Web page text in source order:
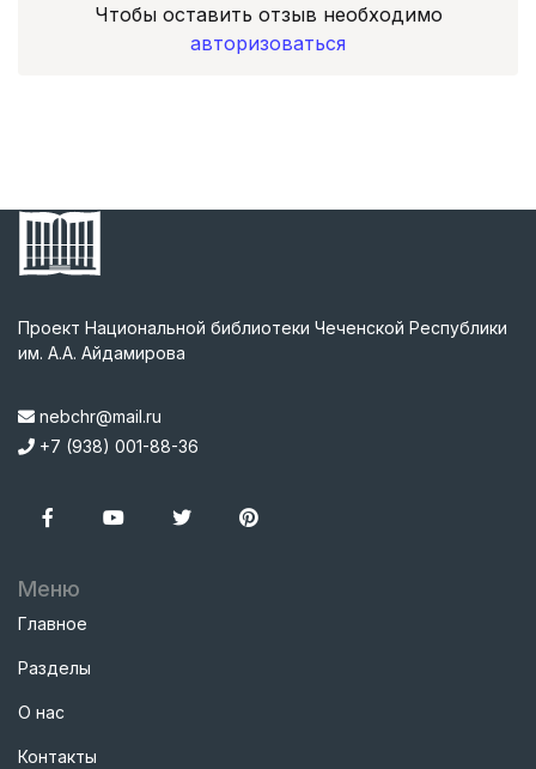
Чтобы оставить отзыв необходимо
авторизоваться
Проект Национальной библиотеки Чеченской Республики
им. А.А. Айдамирова
nebchr@mail.ru
+7 (938) 001-88-36
Меню
Главное
Разделы
О нас
Контакты